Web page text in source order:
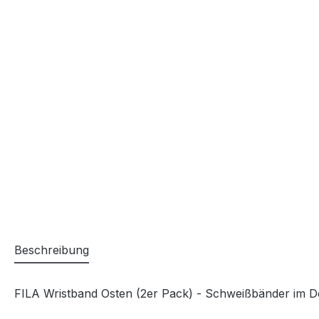
Beschreibung
FILA Wristband Osten (2er Pack) - Schweißbänder im